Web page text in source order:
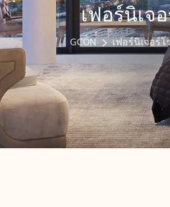
เฟอร์นิเจ
GCON เฟอร์นิเจอร์โ